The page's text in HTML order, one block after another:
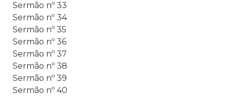
Sermão nº 33
Sermão nº 34
Sermão nº 35
Sermão nº 36
Sermão nº 37
Sermão nº 38
Sermão nº 39
Sermão nº 40